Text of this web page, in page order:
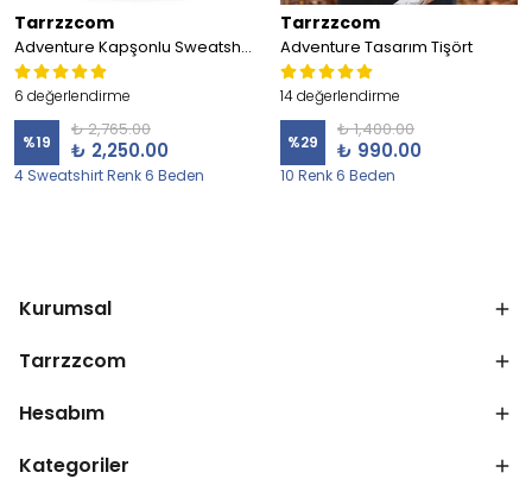
Tarrzzcom
Adventure Kapşonlu Sweatshirt
6 değerlendirme
%19
₺ 2,765.00
₺ 2,250.00
4 Sweatshirt Renk 6 Beden
Tarrzzcom
Adventure Tasarım Tişört
14 değerlendirme
%29
₺ 1,400.00
₺ 990.00
10 Renk 6 Beden
Kurumsal
Tarrzzcom
Hesabım
Kategoriler